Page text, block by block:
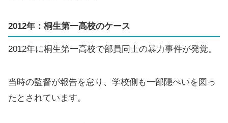
2012年：桐生第一高校のケース
2012年に桐生第一高校で部員同士の暴力事件が発覚。
当時の監督が報告を怠り、学校側も一部隠ぺいを図っ
たとされています。